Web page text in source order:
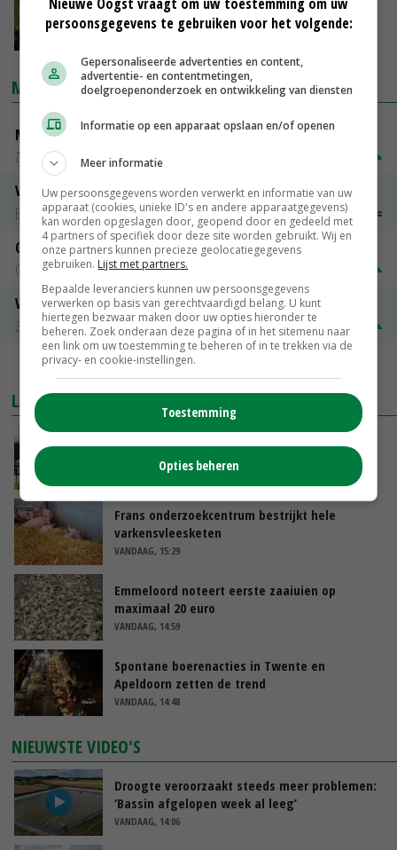
30-03-2021
MARKTPRIJZEN
Magere melkpoeder
Zuivel NL
Vleeskuikens 2001-2600 gr
Barneveld
€ 1,09~ € 1,11
Gerst
Groningen
Volle melkpoeder
Zuivel NL
€ 345,00 € 20,00
MEER MARKTPRIJZEN
LAATSTE NIEUWS
VANDAAG, 17:04
Frans onderzoekcentrum bestrijkt hele
varkensvleesketen
VANDAAG, 15:29
Emmeloord noteert eerste zaaiuien op
maximaal 20 euro
VANDAAG, 14:59
Spontane boerenacties in Twente en
Apeldoorn zetten de trend
VANDAAG, 14:48
NIEUWSTE VIDEO'S
Droogte veroorzaakt steeds meer problemen:
‘Bassin afgelopen week al leeg’
VANDAAG, 14:06
persoonsgegevens te gebruiken voor het volgende:
Gepersonaliseerde advertenties en content,
advertentie- en contentmetingen,
doelgroepenonderzoek en ontwikkeling van diensten
Informatie op een apparaat opslaan en/of openen
Meer informatie
Uw persoonsgegevens worden verwerkt en informatie van uw
apparaat (cookies, unieke ID's en andere apparaatgegevens)
kan worden opgeslagen door, geopend door en gedeeld met
4 partners of specifiek door deze site worden gebruikt. Wij en
onze partners kunnen precieze geolocatiegegevens
gebruiken. Lijst met partners.
Bepaalde leveranciers kunnen uw persoonsgegevens
verwerken op basis van gerechtvaardigd belang. U kunt
hiertegen bezwaar maken door uw opties hieronder te
beheren. Zoek onderaan deze pagina of in het sitemenu naar
een link om uw toestemming te beheren of in te trekken via de
privacy- en cookie-instellingen.
Toestemming
Opties beheren